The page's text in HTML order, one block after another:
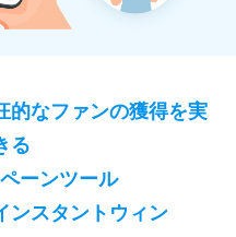
的なファンの獲得を実
る
ーンツール
スタントウィン